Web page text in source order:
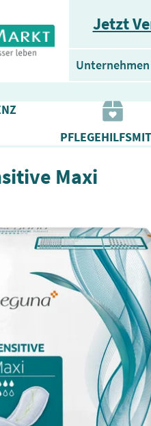
Jetzt
Unternehmen
Maxi